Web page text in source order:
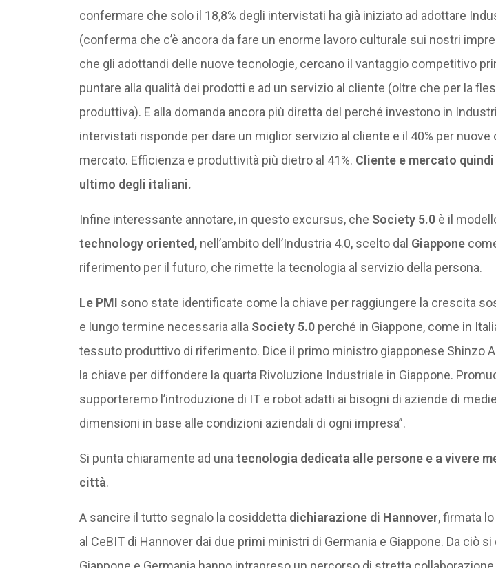
confermare che solo il 18,8% degli intervistati ha già iniziato ad adottare
(conferma che c’è ancora da fare un enorme lavoro culturale sui nostri
che gli adottandi delle nuove tecnologie, cercano il vantaggio competitivo
puntare alla qualità dei prodotti e ad un servizio al cliente (oltre che per la
produttiva). E alla domanda ancora più diretta del perché investono in
intervistati risponde per dare un miglior servizio al cliente e il 40% per nuove
mercato. Efficienza e produttività più dietro al 41%. Cliente e mercato
ultimo degli italiani.
Infine interessante annotare, in questo excursus, che Society 5.0è il
technology oriented, nell’ambito dell’Industria 4.0, scelto dal Giappone
riferimento per il futuro, che rimette la tecnologia al servizio della persona.
Le PMI sono state identificate come la chiave per raggiungere la crescita
e lungo termine necessaria alla Society 5.0perché in Giappone, come in
tessuto produttivo di riferimento. Dice il primo ministro giapponese Shinzo
la chiave per diffondere la quarta Rivoluzione Industriale in Giappone.
supporteremo l’introduzione di IT e robot adatti ai bisogni di aziende di
dimensioni in base alle condizioni aziendali di ogni impresa”.
Si punta chiaramente ad una tecnologia dedicata alle persone e a vivere
città.
A sancire il tutto segnalo la cosiddetta dichiarazione di Hannover, firmata
al CeBIT di Hannover dai due primi ministri di Germania e Giappone. Da ciò